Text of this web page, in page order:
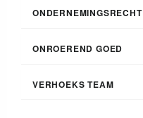
ONDERNEMINGSRECHT
ONROEREND GOED
VERHOEKS TEAM